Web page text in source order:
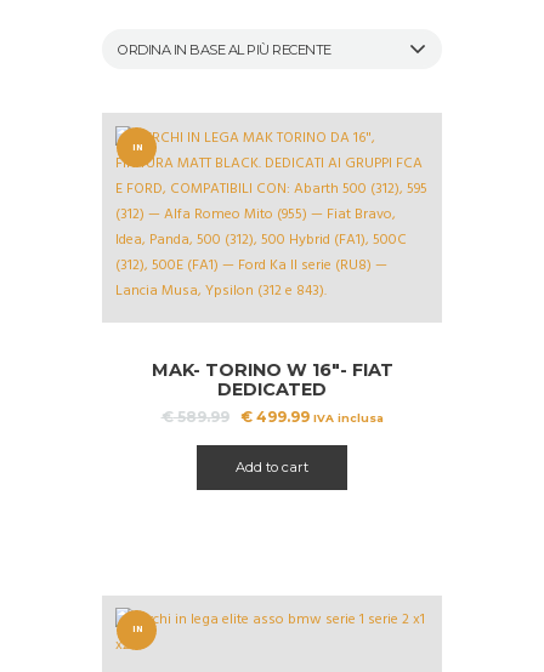
IN
OFFERT
A!
MAK- TORINO W 16″- FIAT
DEDICATED
€589.99
Il
era:
€ 589.99.
€499.99Il
è:
€ 499.99.
IVA inclusa
Add to cart
IN